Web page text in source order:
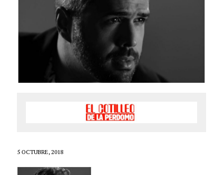
5 OCTUBRE, 2018